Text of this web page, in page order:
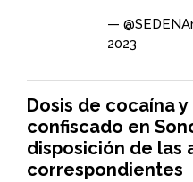
—
2023
Dosis de cocaína
confiscado en
disposición de las
correspondientes